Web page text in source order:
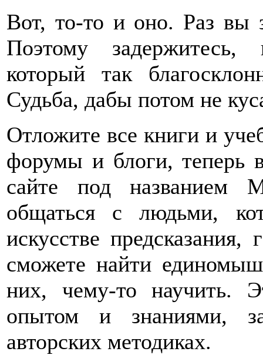
Вот, то-то и оно. Раз
Поэтому задержитесь,
который так
Судьба, дабы потом не
Отложите все книги и
форумы и блоги, теперь
сайте под названием
общаться с людьми,
искусстве
сможете найти
них, чему-то научить.
опытом и знаниями,
авторских методиках.